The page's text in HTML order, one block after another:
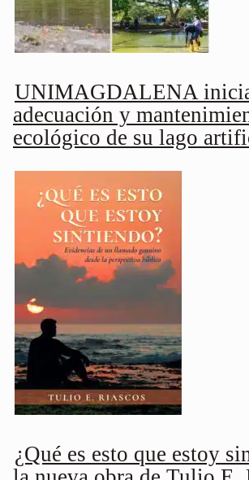
UNIMAGDALENA
adecuación y
ecológico de su lago
¿Qué es esto que estoy